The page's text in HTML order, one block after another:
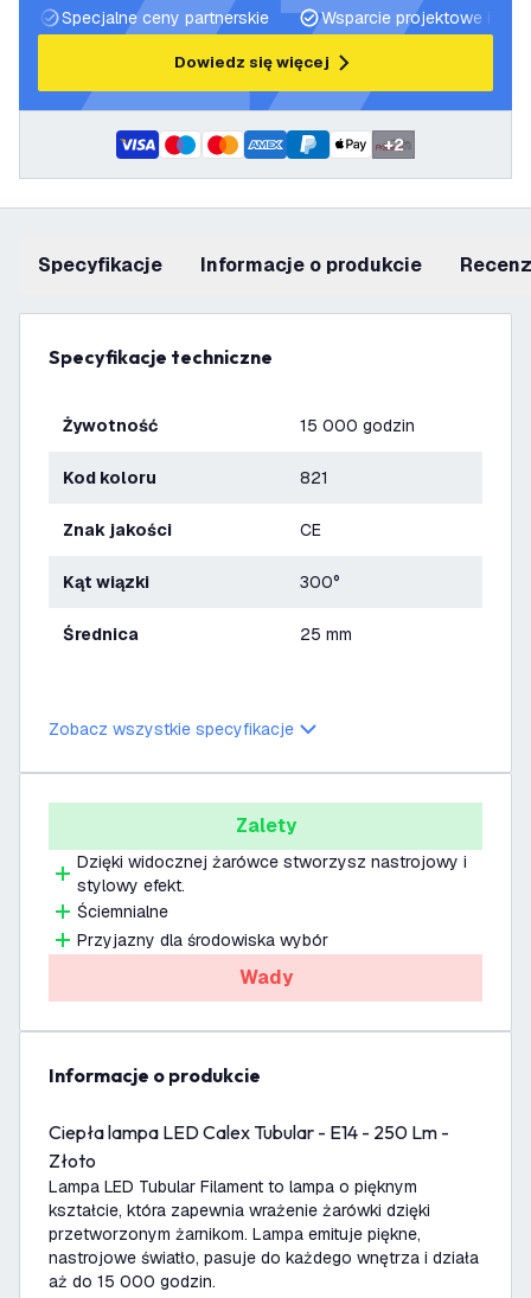
Specjalne ceny partnerskie
Wsparcie projektowe i
Dowiedz się więcej
+2
Specyfikacje informacje o produkcie
Specyfikacje techniczne
Żywotność 15 000 godzin
Kod koloru 821
Znak jakości CE
Kąt wiązki 300°
Średnica 25 mm
Zobacz wszystkie specyfikacje
Zalety
Dzięki widocznej żarówce stworzysz nastrojowy i
stylowy efekt.
Ściemnialne
Przyjazny dla środowiska wybór
Wady
informacje o produkcie
Ciepła lampa LED Calex Tubular - E14 - 250 Lm -
Złoto
Lampa LED Tubular Filament to lampa o pięknym
kształcie, która zapewnia wrażenie żarówki dzięki
przetworzonym żarnikom. Lampa emituje piękne,
nastrojowe światło, pasuje do każdego wnętrza i działa
aż do 15 000 godzin.